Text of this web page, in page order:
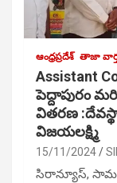
ఆంధ్రప్రదేశ్ తాజా
Assistant
పెద్దాపురం
వితరణ
విజయలక్ష్మి
15/11/2024
సిరాన్యూస్,